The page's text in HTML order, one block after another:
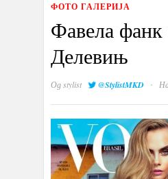
ФОТО ГАЛЕРИЈА
Фавела фанк
Делевињ
Одstylist @StylistMKD ·